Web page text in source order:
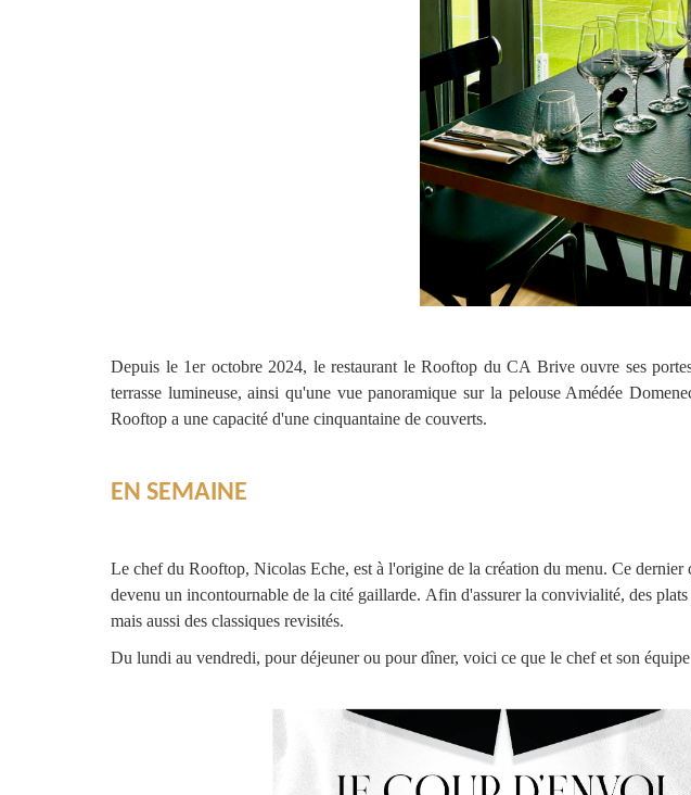
Depuis le 1er octobre 2024, le restaurant le Rooftop du CA Brive ouvre ses
terrasse lumineuse, ainsi qu'une vue panoramique sur la pelouse Amédée
Rooftop a une capacité d'une cinquantaine de couverts.
EN SEMAINE
Le chef du Rooftop, Nicolas Eche, est à l'origine de la création du menu. Ce
devenu un incontournable de la cité gaillarde. Afin d'assurer la convivialité, des
mais aussi des classiques revisités.
Du lundi au vendredi, pour déjeuner ou pour dîner, voici ce que le chef et son